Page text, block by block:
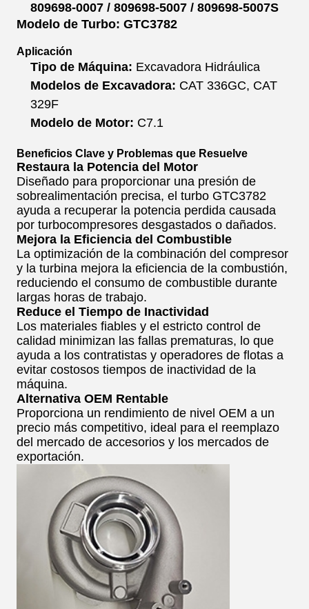
809698-0007 / 809698-5007 / 809698-5007S
Modelo de Turbo: GTC3782
Aplicación
Tipo de Máquina: Excavadora Hidráulica
Modelos de Excavadora: CAT 336GC, CAT
329F
Modelo de Motor: C7.1
Beneficios Clave y Problemas que Resuelve
Restaura la Potencia del Motor
Diseñado para proporcionar una presión de
sobrealimentación precisa, el turbo GTC3782
ayuda a recuperar la potencia perdida causada
por turbocompresores desgastados o dañados.
Mejora la Eficiencia del Combustible
La optimización de la combinación del compresor
y la turbina mejora la eficiencia de la combustión,
reduciendo el consumo de combustible durante
largas horas de trabajo.
Reduce el Tiempo de Inactividad
Los materiales fiables y el estricto control de
calidad minimizan las fallas prematuras, lo que
ayuda a los contratistas y operadores de flotas a
evitar costosos tiempos de inactividad de la
máquina.
Alternativa OEM Rentable
Proporciona un rendimiento de nivel OEM a un
precio más competitivo, ideal para el reemplazo
del mercado de accesorios y los mercados de
exportación.